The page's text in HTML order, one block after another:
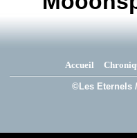
Accueil
©Les Eternels